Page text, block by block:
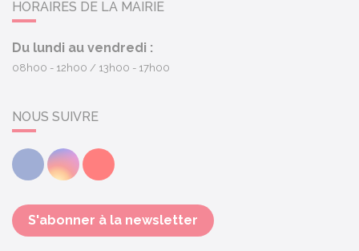
HORAIRES DE LA MAIRIE
Du lundi au vendredi :
08h00 - 12h00 13h00 - 17h00
NOUS SUIVRE
FacebookInstagramYoutube
S'abonner à la newsletter